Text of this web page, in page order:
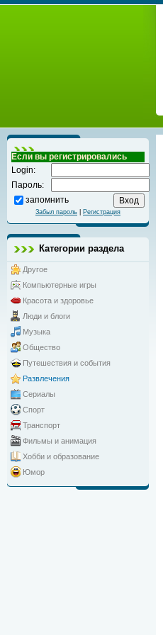
Если вы регистрировались
Login:
Пароль:
запомнить
Забыл пароль Регистрация
Категории раздела
Другое
Компьютерные игры
Красота и здоровье
Люди и блоги
Музыка
Общество
Путешествия и события
Развлечения
Сериалы
Спорт
Транспорт
Фильмы и анимация
Хобби и образование
Юмор